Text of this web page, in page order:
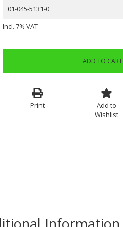
01-045-5131-0
Incl. 7% VAT
ADD TO CART
Print
Add to
Wishlist